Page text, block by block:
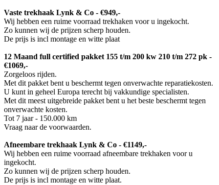
Vaste trekhaak Lynk & Co - €949,-
Wij hebben een ruime voorraad trekhaken voor u ingekocht.
Zo kunnen wij de prijzen scherp houden.
De prijs is incl montage en witte plaat
12 Maand full certified pakket 155 t/m 200 kw 210 t/m 272 pk -
€1069,-
Zorgeloos rijden.
Met dit pakket bent u beschermt tegen onverwachte reparatiekosten.
U kunt in geheel Europa terecht bij vakkundige specialisten.
Met dit meest uitgebreide pakket bent u het beste beschermt tegen
onverwachte kosten.
Tot 7 jaar - 150.000 km
Vraag naar de voorwaarden.
Afneembare trekhaak Lynk & Co - €1149,-
Wij hebben een ruime voorraad afneembare trekhaken voor u
ingekocht.
Zo kunnen wij de prijzen scherp houden.
De prijs is incl montage en witte plaat.